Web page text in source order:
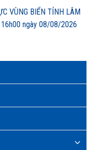
VÙNG BIỂN TỈNH LÂM
ngày 08/08/2026